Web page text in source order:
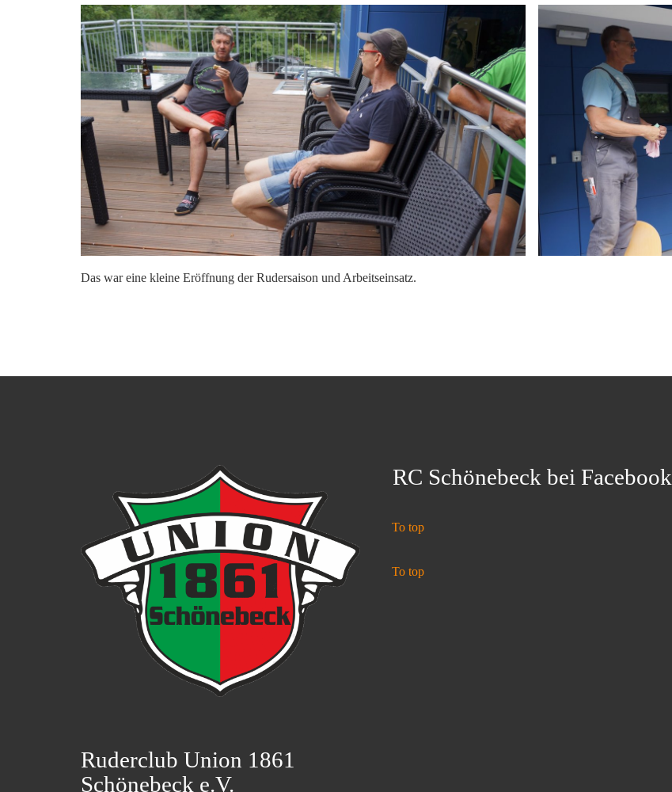
Das war eine kleine Eröffnung der Rudersaison und Arbeitseinsatz.
Ruderclub Union 1861
Schönebeck e.V.
RC Schönebeck bei Facebook
To top
To top